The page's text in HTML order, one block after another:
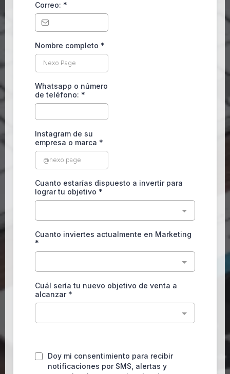
Correo: *
Nombre completo *
Whatsapp o número
de teléfono: *
Instagram de su
empresa o marca *
Cuanto estarías dispuesto a invertir para
lograr tu objetivo *
Cuanto inviertes actualmente en Marketing
*
Cuál sería tu nuevo objetivo de venta a
alcanzar *
Doy mi consentimiento para recibir
notificaciones por SMS, alertas y